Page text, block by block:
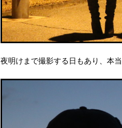
夜明けまで撮影する日もあり、本